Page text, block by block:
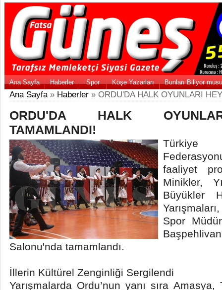
Ana Sayfa Haberler Spor Köşe Yazarları Bunları Biliyor
Ana Sayfa» Haberler » ORDU'DA HALK OYUNLARI
ORDU'DA HALK
TAMAMLANDI!
Türkiye
faaliyet
Minikler,
Büyükler
Spor
Salonu'nda tamamlandı.
İllerin Kültürel Zenginliği Sergilendi
Yarışmalarda Ordu’nun yanı sıra